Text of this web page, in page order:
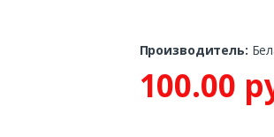
Производитель:
100.00